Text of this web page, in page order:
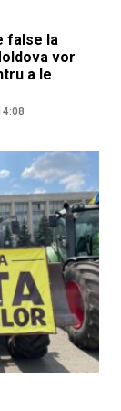
false la
vor
a le